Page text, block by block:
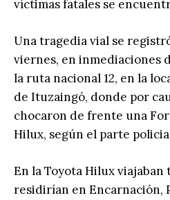
víctimas fatales se
Una tragedia vial se
viernes, en inmediaciones
la ruta nacional 12, en la
de Ituzaingó, donde por
chocaron de frente una
Hilux, según el parte
En la Toyota Hilux viajaban
residirían en Encarnación,